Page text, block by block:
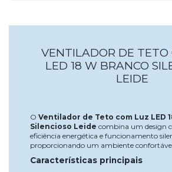
VENTILADOR DE TETO
LED 18 W BRANCO
LEIDE
O Ventilador de Teto com Luz LED
Silencioso Leide combina um design
eficiência energética e funcionamento
proporcionando um ambiente confortável
Características principais